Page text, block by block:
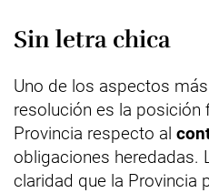
Sin letra chica
Uno de los aspectos
resolución es la posición
Provincia respecto al
obligaciones heredadas.
claridad que la Provincia